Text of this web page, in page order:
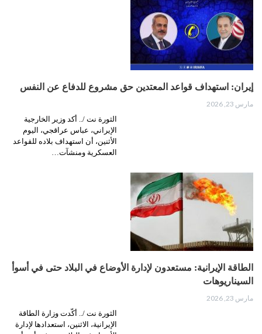
إيران: استهداف قواعد المعتدين حق مشروع للدفاع عن النفس
مارس 23, 2026
الثورة نت /.. أكد وزير الخارجية
الإيراني، عباس عراقجي، اليوم
الأثنين، أن استهداف بلاده للقواعد
العسكرية ومنشآت…
الطاقة الإيرانية: مستعدون لإدارة الأوضاع في البلاد حتى في أسوأ
السيناريوهات
مارس 23, 2026
الثورة نت /.. أكّدت وزارة الطاقة
الإيرانية، الاثنين، استعدادها لإدارة